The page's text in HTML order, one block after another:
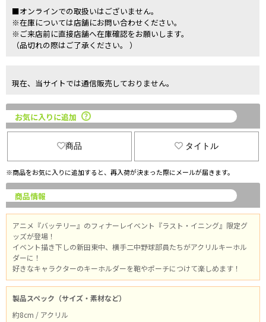
■オンラインでの取扱いはございません。
※在庫については店舗にお問い合わせください。
※ご来店前に直接店舗へ在庫確認をお願いします。
（品切れの際はご了承ください。 ）
現在、当サイトでは通信販売しておりません。
お気に入りに追加
商品 タイトル
※商品をお気に入りに追加すると、再入荷が決まった際にメールが届きます。
商品情報
アニメ『バッテリー』のフィナーレイベント『ラスト・イニング』限定グ
ッズが登場！
イベント描き下しの新田東中、横手二中野球部員たちがアクリルキーホル
ダーに！
好きなキャラクターのキーホルダーを鞄やポーチにつけて楽しめます！
製品スペック（サイズ・素材など）
約8cm / アクリル